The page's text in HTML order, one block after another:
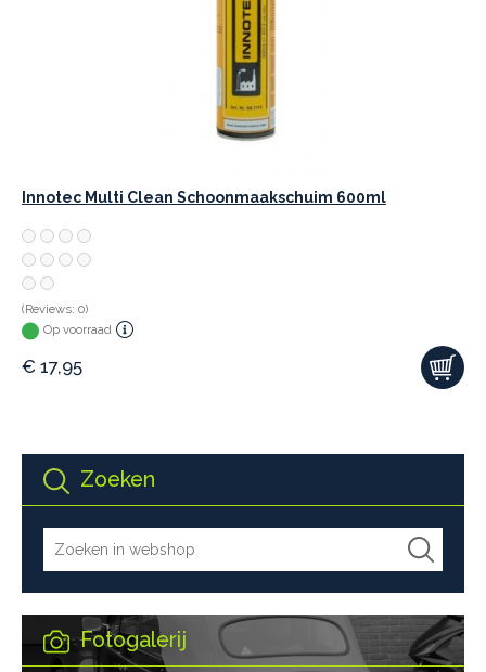
Zoeken
Fotogalerij
Innotec Multi Clean Schoonmaakschuim 600ml
(Reviews: 0)
Op voorraad
€ 17,95